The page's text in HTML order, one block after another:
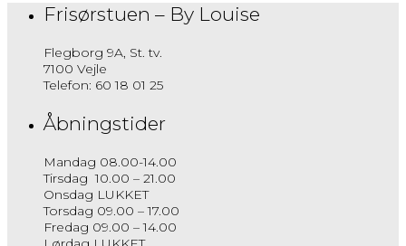
Frisørstuen – By Louise
Flegborg 9A, St. tv.
7100 Vejle
Telefon: 60 18 01 25
Åbningstider
Mandag 08.00-14.00
Tirsdag 10.00 – 21.00
Onsdag LUKKET
Torsdag 09.00 – 17.00
Fredag 09.00 – 14.00